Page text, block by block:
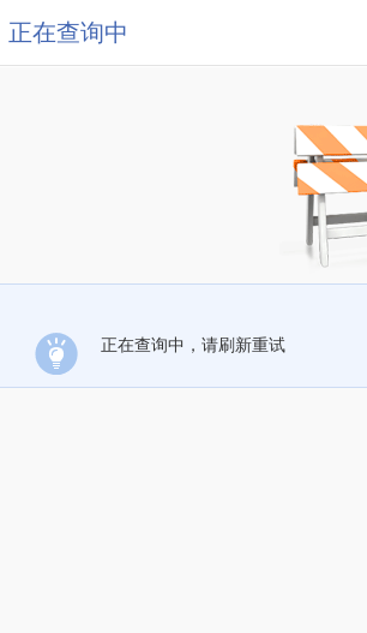
正在查询中
正在查询中，请刷新重试